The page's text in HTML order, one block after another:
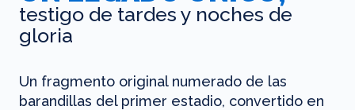
testigo de tardes y noches de
gloria
Un fragmento original numerado de las
barandillas del primer estadio, convertido en